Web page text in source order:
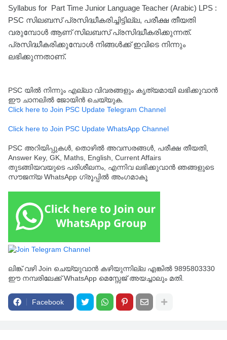
Syllabus for Part Time Junior Language Teacher (Arabic) LPS :
PSC സിലബസ് പ്രസിദ്ധീകരിച്ചിട്ടില്ല, പരീക്ഷ തീയതി
വരുമ്പോൾ ആണ് സിലബസ് പ്രസിദ്ധീകരിക്കുന്നത്.
പ്രസിദ്ധീകരിക്കുമ്പോൾ നിങ്ങൾക്ക് ഇവിടെ നിന്നും
ലഭിക്കുന്നതാണ്.
PSC യിൽ നിന്നും എല്ലാ വിവരങ്ങളും കൃത്യമായി ലഭിക്കുവാൻ
ഈ ചാനലിൽ ജോയിൻ ചെയ്യുക.
Click here to Join PSC Update Telegram Channel
Click here to Join PSC Update WhatsApp Channel
PSC അറിയിപ്പുകൾ, തൊഴിൽ അവസരങ്ങൾ, പരീക്ഷ തീയതി,
Answer Key, GK, Maths, English, Current Affairs
തുടങ്ങിയവയുടെ പരിശീലനം, എന്നിവ ലഭിക്കുവാൻ ഞങ്ങളുടെ
സൗജന്യ WhatsApp ഗ്രൂപ്പിൽ അംഗമാകൂ
ലിങ്ക് വഴി Join ചെയ്യുവാൻ കഴിയുന്നില്ല എങ്കിൽ 9895803330
ഈ നമ്പരിലേക്ക് WhatsApp മെസ്സേജ് അയച്ചാലും മതി.
Facebook